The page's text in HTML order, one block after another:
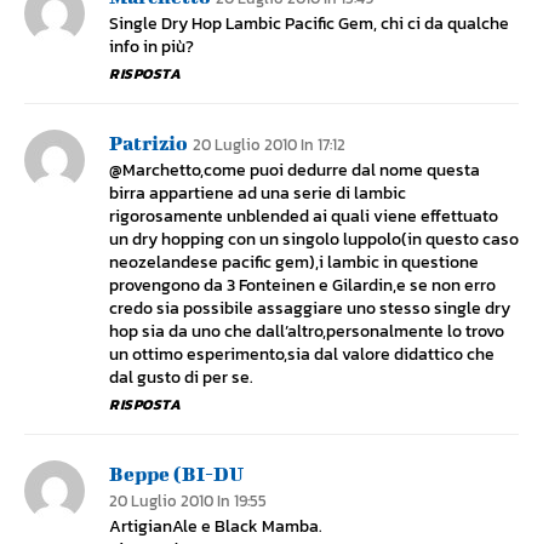
Single Dry Hop Lambic Pacific Gem, chi ci da qualche
info in più?
RISPOSTA
Patrizio 20 Luglio 2010 In 17:12
@Marchetto,come puoi dedurre dal nome questa
birra appartiene ad una serie di lambic
rigorosamente unblended ai quali viene effettuato
un dry hopping con un singolo luppolo(in questo caso
neozelandese pacific gem),i lambic in questione
provengono da 3 Fonteinen e Gilardin,e se non erro
credo sia possibile assaggiare uno stesso single dry
hop sia da uno che dall’altro,personalmente lo trovo
un ottimo esperimento,sia dal valore didattico che
dal gusto di per se.
RISPOSTA
Beppe (BI-DU
20 Luglio 2010 In 19:55
ArtigianAle e Black Mamba.